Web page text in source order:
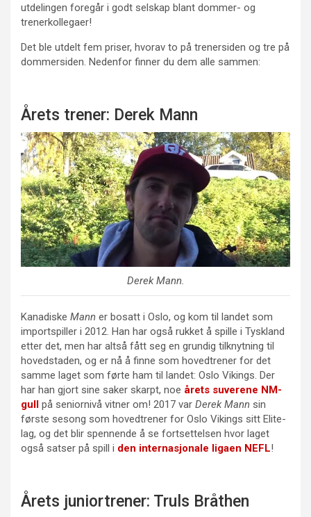
utdelingen foregår i godt selskap blant dommer- og
trenerkollegaer!
Det ble utdelt fem priser, hvorav to på trenersiden og tre på
dommersiden. Nedenfor finner du dem alle sammen:
Årets trener: Derek Mann
Derek Mann.
Kanadiske Mann er bosatt i Oslo, og kom til landet som
importspiller i 2012. Han har også rukket å spille i Tyskland
etter det, men har altså fått seg en grundig tilknytning til
hovedstaden, og er nå å finne som hovedtrener for det
samme laget som førte ham til landet: Oslo Vikings. Der
har han gjort sine saker skarpt, noe årets suverene NM-
gull på seniornivå vitner om! 2017 var Derek Mann sin
første sesong som hovedtrener for Oslo Vikings sitt Elite-
lag, og det blir spennende å se fortsettelsen hvor laget
også satser på spill i den internasjonale ligaen NEFL!
Årets juniortrener: Truls Bråthen